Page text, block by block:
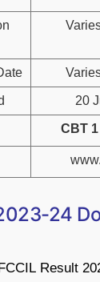
20
CBT
24
Result